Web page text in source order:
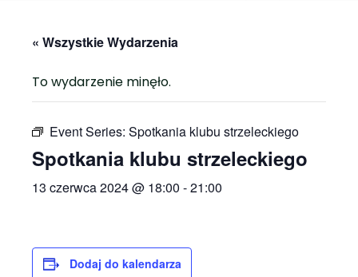
« Wszystkie Wydarzenia
To wydarzenie minęło.
Event Series: Spotkania klubu strzeleckiego
Spotkania klubu strzeleckiego
13 czerwca 2024 @ 18:00 -21:00
Dodaj do kalendarza